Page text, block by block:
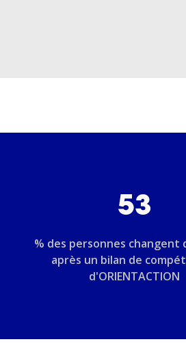
53
% des personnes changent
après un bilan de
d'ORIENTACTION